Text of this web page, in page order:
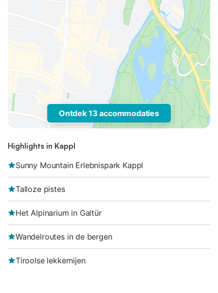
Ontdek 13 accommodaties
Highlights in Kappl
Sunny Mountain Erlebnispark Kappl
Talloze pistes
Het Alpinarium in Galtür
Wandelroutes in de bergen
Tiroolse lekkernijen